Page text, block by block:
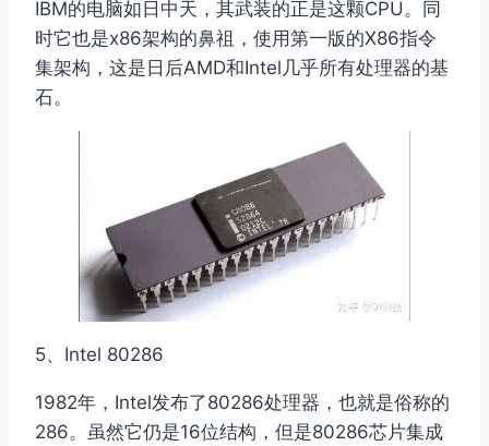
IBM的电脑如日中天，其武装的正是这颗CPU。同
时它也是x86架构的鼻祖，使用第一版的X86指令
集架构，这是日后AMD和Intel几乎所有处理器的基
石。
5、Intel 80286
1982年，Intel发布了80286处理器，也就是俗称的
286。虽然它仍是16位结构，但是80286芯片集成